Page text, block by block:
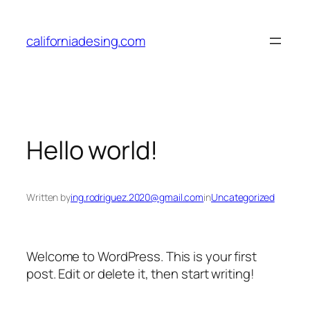
contenido
californiadesing.com
Hello world!
Written bying.rodriguez.2020@gmail.cominUncategorized
Welcome to WordPress. This is your first
post. Edit or delete it, then start writing!